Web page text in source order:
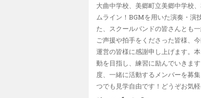
大曲中学校、美郷町立美郷中学校
ムライン！BGMを用いた演奏・演
た、スクールバンドの皆さんとも
ご声援や拍手をくださった皆様、
運営の皆様に感謝申し上げます。
動を目指し、練習に励んでいき
度、一緒に活動するメンバーを募
つでも見学自由です！どうぞお気